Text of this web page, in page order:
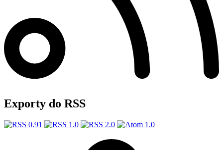
Exporty do RSS